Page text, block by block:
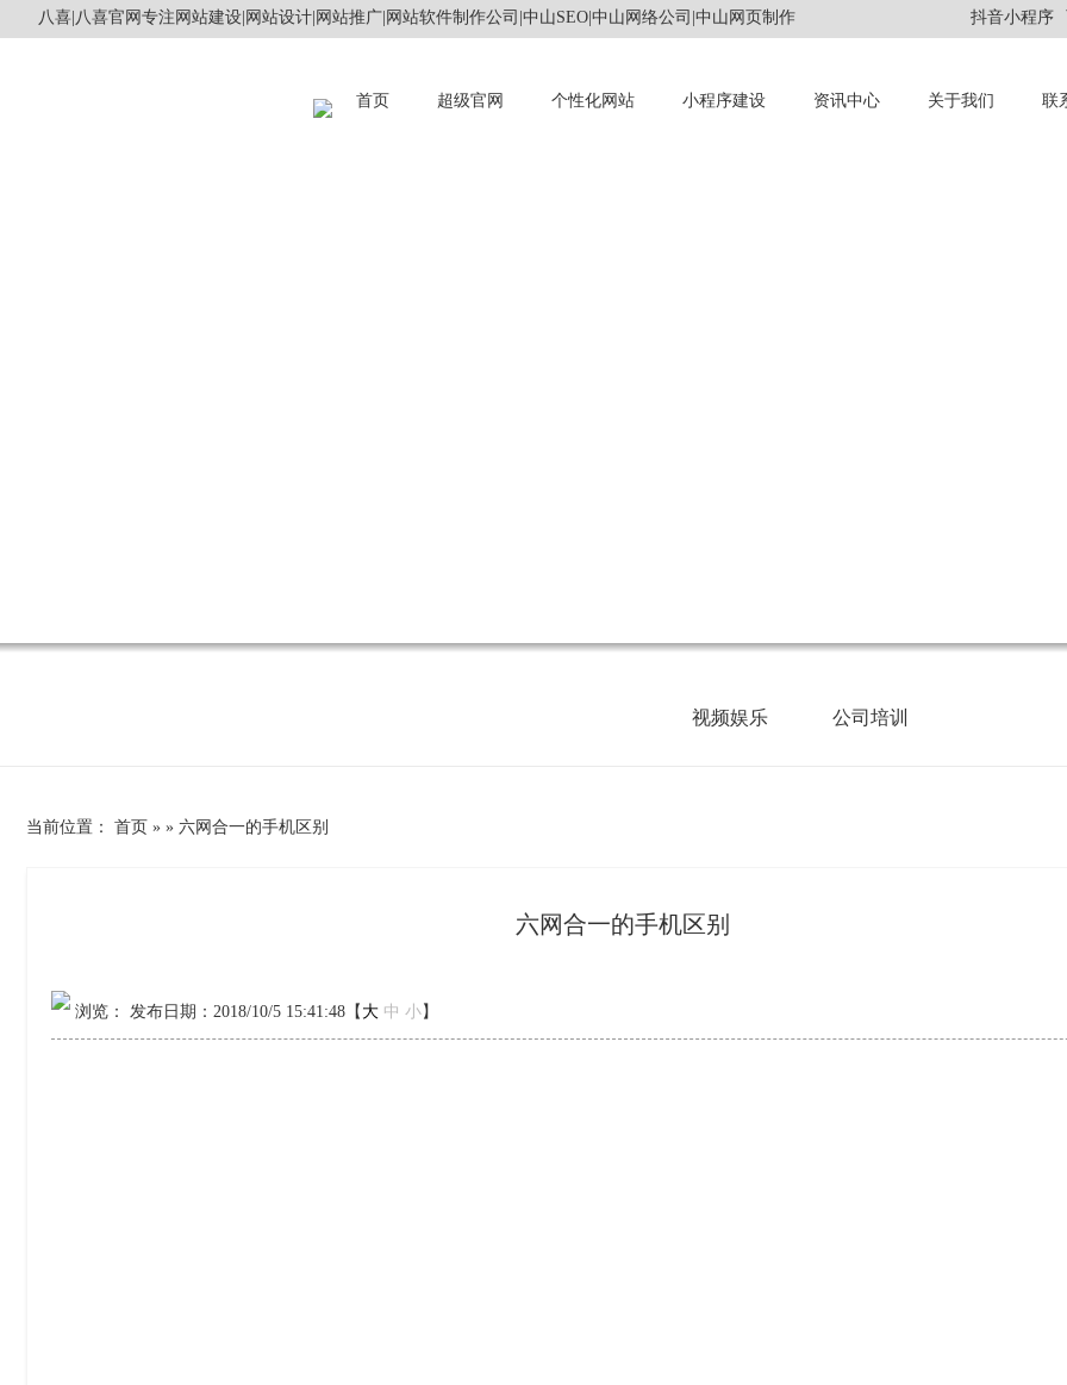
八喜|八喜官网专注网站建设|网站设计|网站推广|网站软件制作公司|中山SEO|中山网络公司|中山网页制作 抖音小程序
首页 超级官网 个性化网站 小程序建设 资讯中心 关于我们 联
视频娱乐 公司培训
当前位置 ： 首页 » » 六网合一的手机区别
六网合一的手机区别
浏览： 发布日期：2018/10/5 15:41:48【 大 中 小】